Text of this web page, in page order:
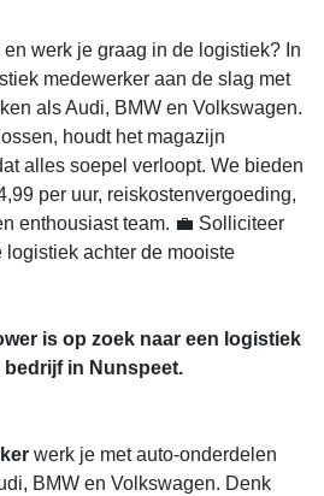
werk je graag in de logistiek? In
medewerker aan de slag met
als Audi, BMW en Volkswagen.
houdt het magazijn
alles soepel verloopt. We bieden
per uur, reiskostenvergoeding,
enthousiast team. 💼 Solliciteer
logistiek achter de mooiste
is op zoek naar een logistiek
in Nunspeet.
werk je met auto-onderdelen
BMW en Volkswagen. Denk